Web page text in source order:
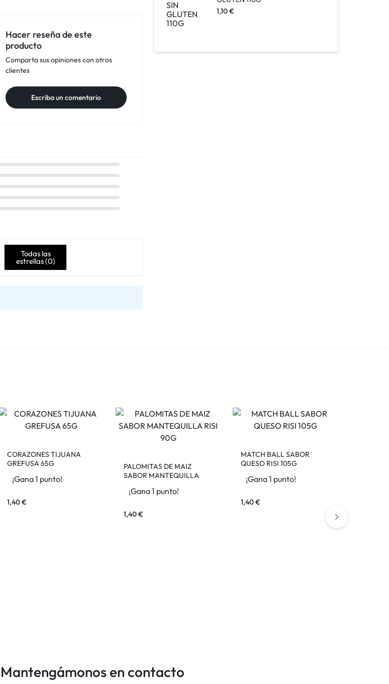
1,10€
Hacer reseña de este
producto
Comparta sus opiniones con otros
clientes
Escriba un comentario
Todas las
estrellas (0)
CORAZONES TIJUANA
GREFUSA 65G
¡Gana 1 punto!
1,40€
PALOMITAS DE MAIZ
SABOR MANTEQUILLA
¡Gana 1 punto!
1,40€
MATCH BALL SABOR
QUESO RISI 105G
¡Gana 1 punto!
1,40€
Mantengámonos en contacto